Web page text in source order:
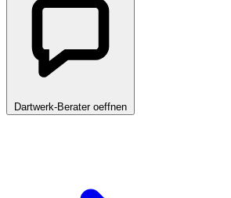
Dartwerk-Berater oeffnen